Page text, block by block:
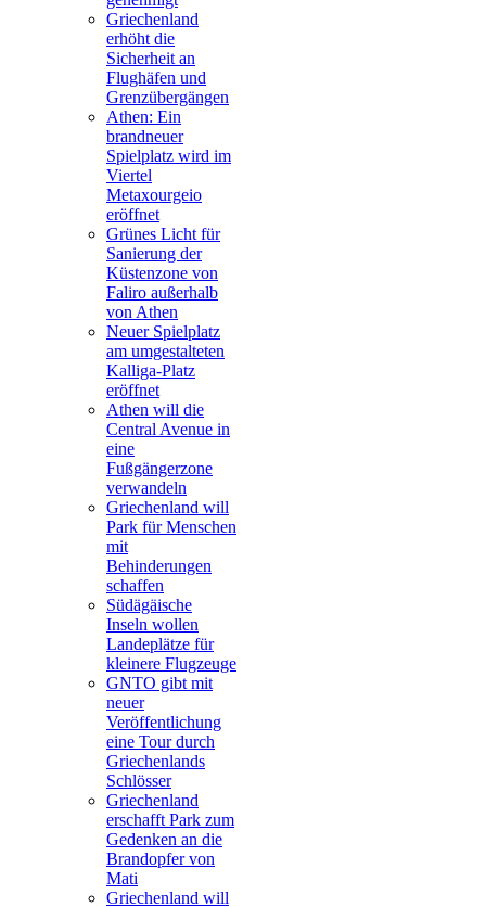
Griechenland
erhöht die
Sicherheit an
Flughäfen und
Grenzübergängen
Athen: Ein
brandneuer
Spielplatz wird im
Viertel
Metaxourgeio
eröffnet
Grünes Licht für
Sanierung der
Küstenzone von
Faliro außerhalb
von Athen
Neuer Spielplatz
am umgestalteten
Kalliga-Platz
eröffnet
Athen will die
Central Avenue in
eine
Fußgängerzone
verwandeln
Griechenland will
Park für Menschen
mit
Behinderungen
schaffen
Südägäische
Inseln wollen
Landeplätze für
kleinere Flugzeuge
GNTO gibt mit
neuer
Veröffentlichung
eine Tour durch
Griechenlands
Schlösser
Griechenland
erschafft Park zum
Gedenken an die
Brandopfer von
Mati
Griechenland will